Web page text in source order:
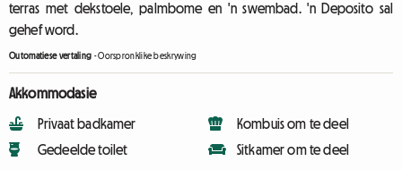
terras met dekstoele, palmbome en 'n swembad. 'n Deposito sal
gehef word.
Outomatiese vertaling -Oorspronklike beskrywing
Akkommodasie
Privaat badkamer
Gedeelde toilet
Kombuis om te deel
Sitkamer om te deel